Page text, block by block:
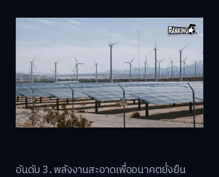
อันดับ 3. พลังงานสะอาดเพื่ออนาคตยั่งยืน